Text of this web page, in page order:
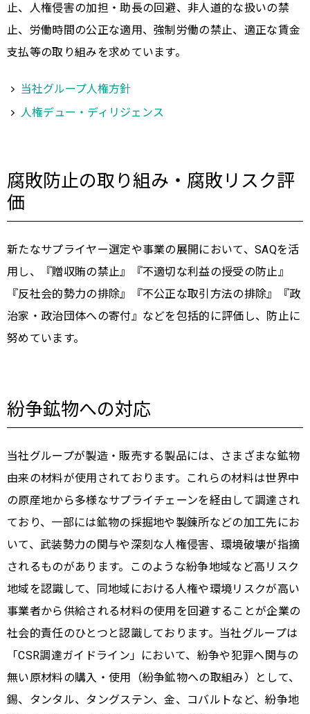
止、人権侵害の加担・助長の回避、非人道的な扱いの禁
止、労働時間の公正な適用、強制労働の禁止、適正な賃金
支払等の取り組みを求めています。
当社グループ人権方針
人権デュー・ディリジェンス
腐敗防止の取り組み・腐敗リスク評
価
新たなサプライヤー選定や事業の展開において、SAQを活
用し、『贈収賄の禁止』『不適切な利益の授受の防止』
『反社会的勢力の排除』『不公正な取引方法の排除』『政
治家・政治団体への寄付』などを包括的に評価し、防止に
努めています。
紛争鉱物への対応
当社グループが製造・販売する製品には、さまざまな鉱物
由来の材料が使用されております。これらの材料は世界中
の原産地から多様なサプライチェーンを経由して調達され
ており、一部には鉱物の採掘地や製錬所などの加工先にお
いて、武装勢力の関与や深刻な人権侵害、環境破壊が指摘
されるものがあります。このような紛争地域など高リスク
地域を認識して、同地域における人権や環境リスクが高い
事業者から供給される材料の使用を回避することが企業の
社会的責任のひとつと認識しております。当社グループは
「CSR調達ガイドライン」において、紛争や犯罪へ関与の
無い原材料の購入・使用（紛争鉱物への取組み）として、
錫、タンタル、タングステン、金、コバルトなど、紛争地